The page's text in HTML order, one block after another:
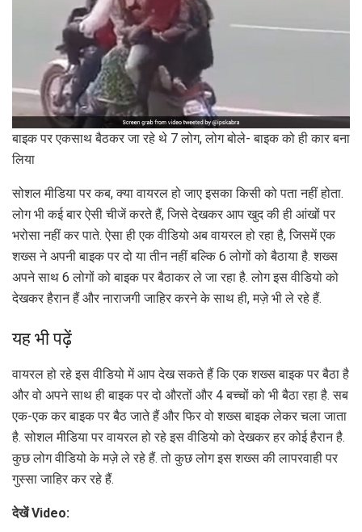
बाइक पर एकसाथ बैठकर जा रहे थे 7 लोग, लोग बोले- बाइक को ही कार बना
लिया
सोशल मीडिया पर कब, क्या वायरल हो जाए इसका किसी को पता नहीं होता.
लोग भी कई बार ऐसी चीजें करते हैं, जिसे देखकर आप खुद की ही आंखों पर
भरोसा नहीं कर पाते. ऐसा ही एक वीडियो अब वायरल हो रहा है, जिसमें एक
शख्स ने अपनी बाइक पर दो या तीन नहीं बल्कि 6 लोगों को बैठाया है. शख्स
अपने साथ 6 लोगों को बाइक पर बैठाकर ले जा रहा है. लोग इस वीडियो को
देखकर हैरान हैं और नाराजगी जाहिर करने के साथ ही, मज़े भी ले रहे हैं.
यह भी पढ़ें
वायरल हो रहे इस वीडियो में आप देख सकते हैं कि एक शख्स बाइक पर बैठा है
और वो अपने साथ ही बाइक पर दो औरतों और 4 बच्चों को भी बैठा रहा है. सब
एक-एक कर बाइक पर बैठ जाते हैं और फिर वो शख्स बाइक लेकर चला जाता
है. सोशल मीडिया पर वायरल हो रहे इस वीडियो को देखकर हर कोई हैरान है.
कुछ लोग वीडियो के मज़े ले रहे हैं. तो कुछ लोग इस शख्स की लापरवाही पर
गुस्सा जाहिर कर रहे हैं.
देखें Video: